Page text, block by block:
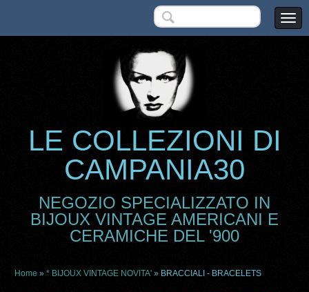
LE COLLEZIONI DI
CAMPANIA30
NEGOZIO SPECIALIZZATO IN
BIJOUX VINTAGE AMERICANI E
CERAMICHE DEL '900
Home » * BIJOUX VINTAGE NOVITA' » BRACCIALI - BRACELETS